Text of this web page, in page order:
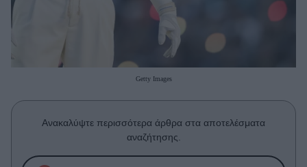
Real Women
Πρόσωπα
Who
True Stories
Success Stories
Getty Images
Ανακαλύψτε περισσότερα άρθρα στα αποτελέσματα
αναζήτησης.